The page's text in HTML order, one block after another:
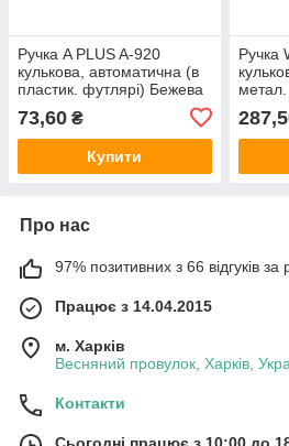
Ручка A PLUS A-920
кулькова, автоматична (в
пластик. футлярі) Бежева
73,60 ₴
Купити
Ручка
Про нас
97% позитивних з 66 відгуків за
Працює з 14.04.2015
м. Харків
Весняний провулок, Харків,
Контакти